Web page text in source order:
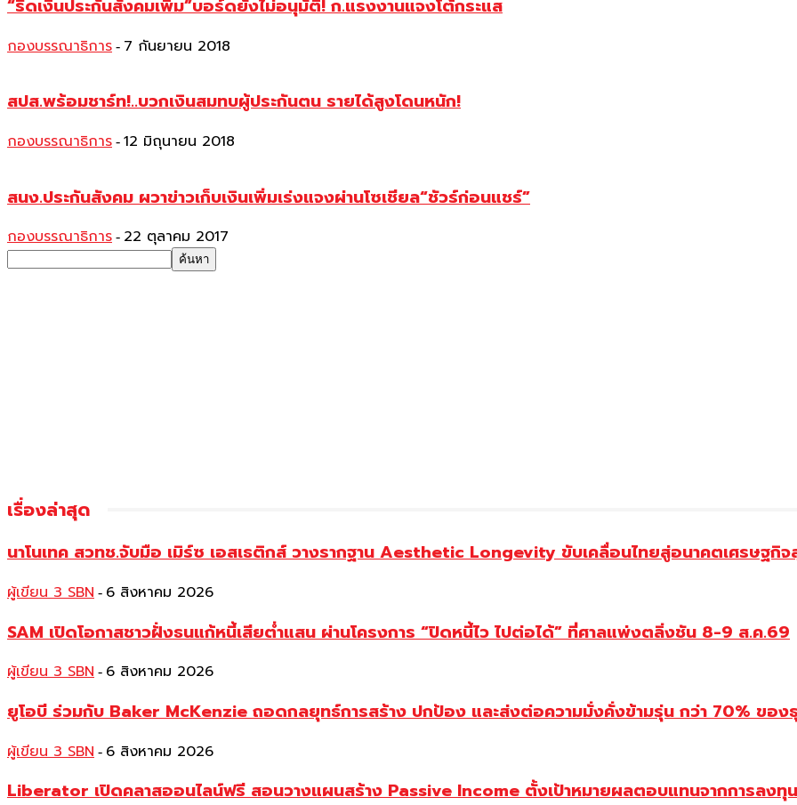
“รีดเงินประกันสังคมเพิ่ม”บอร์ดยังไม่อนุมัติ! ก.แรงงานแจงโต้กระแส
กองบรรณาธิการ - 7 กันยายน 2018
สปส.พร้อมชาร์ท!..บวกเงินสมทบผู้ประกันตน รายได้สูงโดนหนัก!
กองบรรณาธิการ - 12 มิถุนายน 2018
สนง.ประกันสังคม ผวาข่าวเก็บเงินเพิ่มเร่งแจงผ่านโซเชียล“ชัวร์ก่อนแชร์”
กองบรรณาธิการ - 22 ตุลาคม 2017
เรื่องล่าสุด
นาโนเทค สวทช.จับมือ เมิร์ซ เอสเธติกส์ วางรากฐาน Aesthetic Longevity ขับเคลื่อนไทยสู่อนาคตเศรษฐกิ
ผู้เขียน 3 SBN - 6 สิงหาคม 2026
SAM เปิดโอกาสชาวฝั่งธนแก้หนี้เสียต่ำแสน ผ่านโครงการ “ปิดหนี้ไว ไปต่อได้” ที่ศาลแพ่งตลิ่งชัน 8-9 ส.ค.69
ผู้เขียน 3 SBN - 6 สิงหาคม 2026
ยูโอบี ร่วมกับ Baker McKenzie ถอดกลยุทธ์การสร้าง ปกป้อง และส่งต่อความมั่งคั่งข้ามรุ่น กว่า 70% ขอ
ผู้เขียน 3 SBN - 6 สิงหาคม 2026
Liberator เปิดคลาสออนไลน์ฟรี สอนวางแผนสร้าง Passive Income ตั้งเป้าหมายผลตอบแทนจากการลง